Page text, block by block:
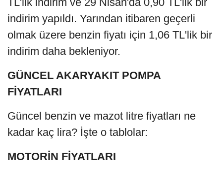
indirim yapıldı. Yarından itibaren geçerli
olmak üzere benzin fiyatı için 1,06 TL'lik bir
indirim daha bekleniyor.
GÜNCEL AKARYAKIT POMPA
FİYATLARI
Güncel benzin ve mazot litre fiyatları ne
kadar kaç lira? İşte o tablolar:
MOTORİN FİYATLARI